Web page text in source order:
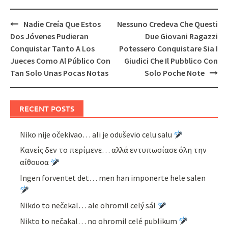
Post
navigation
Nadie Creía Que Estos
Dos Jóvenes Pudieran
Conquistar Tanto A Los
Jueces Como Al Público Con
Tan Solo Unas Pocas Notas
Nessuno Credeva Che Questi
Due Giovani Ragazzi
Potessero Conquistare Sia I
Giudici Che Il Pubblico Con
Solo Poche Note
RECENT POSTS
Niko nije očekivao… ali je oduševio celu salu
Κανείς δεν το περίμενε… αλλά εντυπωσίασε όλη την
αίθουσα
Ingen forventet det… men han imponerte hele salen
Nikdo to nečekal… ale ohromil celý sál
Nikto to nečakal… no ohromil celé publikum